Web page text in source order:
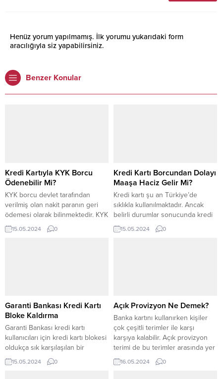
Henüz yorum yapılmamış. İlk yorumu yukarıdaki form
aracılığıyla siz yapabilirsiniz.
Benzer Konular
Kredi Kartıyla KYK Borcu
Ödenebilir Mi?
KYK borcu devlet tarafından
verilmiş olan nakit paranın geri
ödemesi olarak bilinmektedir. KYK
borcunu ödeyebilmek için çok
çeşitli yöntemler sunulmuştur.
yöntem olması açısından...
15.05.2024 0
Kredi Kartı Borcundan Dolayı
Maaşa Haciz Gelir Mi?
Kredi kartı şu an Türkiye’de
sıklıkla kullanılmaktadır. Ancak
belirli durumlar sonucunda kredi
kartı borcu ödenmezse kişiye
haciz gelebilmektedir. Bu
boyunca tahsil edilememesi
sonucunda...
15.05.2024 0
Garanti Bankası Kredi Kartı
Bloke Kaldırma
Garanti Bankası kredi kartı
kullanıcıları için kredi kartı blokesi
oldukça sık karşılaşılan bir
durumdur. Bu durumun sebepleri
ve çözümleri hakkında bilgi sahibi
15.05.2024 0
Açık Provizyon Ne Demek?
Banka kartını kullanırken kişiler
çok çeşitli terimler ile karşı
karşıya kalabilir. Açık provizyon
terimi de bu terimler arasında yer
almaktadır. Açık provizyon
finansal işlemler ile ilgili olan
16.05.2024 0